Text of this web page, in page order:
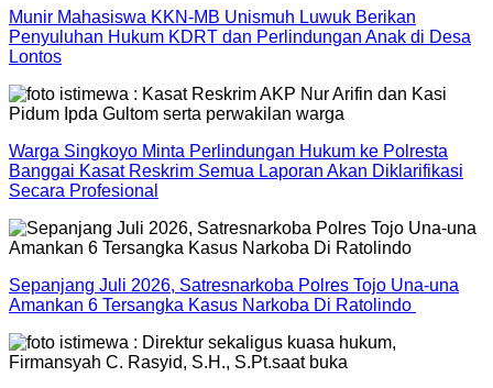
Munir Mahasiswa KKN-MB Unismuh Luwuk Berikan
Penyuluhan Hukum KDRT dan Perlindungan Anak di Desa
Lontos
Warga Singkoyo Minta Perlindungan Hukum ke Polresta
Banggai Kasat Reskrim Semua Laporan Akan Diklarifikasi
Secara Profesional
Sepanjang Juli 2026, Satresnarkoba Polres Tojo Una-una
Amankan 6 Tersangka Kasus Narkoba Di Ratolindo